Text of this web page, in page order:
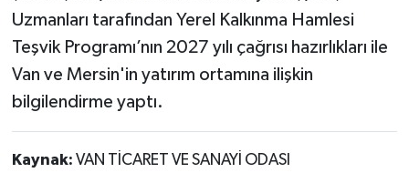
Uzmanları tarafından Yerel Kalkınma Hamlesi
Teşvik Programı’nın 2027 yılı çağrısı hazırlıkları ile
Van ve Mersin'in yatırım ortamına ilişkin
bilgilendirme yaptı.
Kaynak: VAN TİCARET VE SANAYİ ODASI